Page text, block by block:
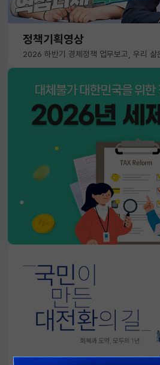
정책기획영상
2026 하반기 경제정책 업무보고, 우리 삶